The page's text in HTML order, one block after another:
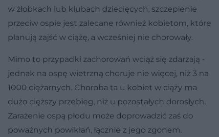
w żłobkach lub klubach dziecięcych, szczepienie
przeciw ospie jest zalecane również kobietom, które
planują zajść w ciążę, a wcześniej nie chorowały.
Mimo to przypadki zachorowań wciąż się zdarzają -
jednak na ospę wietrzną choruje nie więcej, niż 3 na
1000 ciężarnych. Choroba ta u kobiet w ciąży ma
dużo cięższy przebieg, niż u pozostałych dorosłych.
Zarażenie ospą płodu może doprowadzić zaś do
poważnych powikłań, łącznie z jego zgonem.